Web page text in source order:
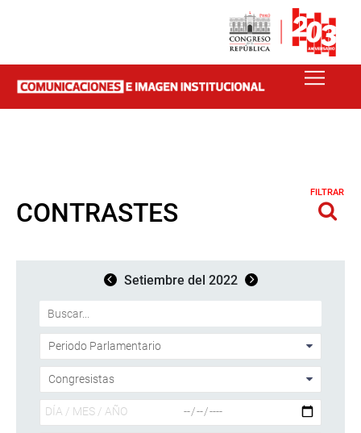
CONTRASTES
FILTRAR
Setiembre del 2022